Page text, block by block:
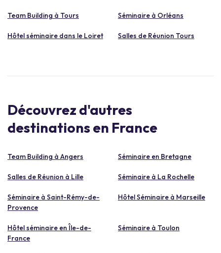
Team Building à Tours Séminaire à Orléans
Hôtel séminaire dans le Loiret Salles de Réunion Tours
Découvrez d'autres
destinations en France
Team Building à Angers Séminaire en Bretagne
Salles de Réunion à Lille Séminaire à La Rochelle
Séminaire à Saint-Rémy-de-
Provence
Hôtel Séminaire à Marseille
Hôtel séminaire en Île-de-
France
Séminaire à Toulon